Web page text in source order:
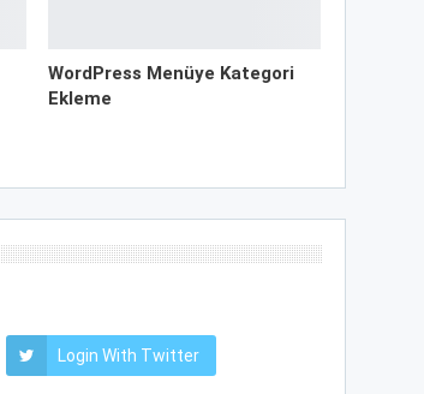
WordPress Menüye Kategori
Ekleme
Login With Twitter